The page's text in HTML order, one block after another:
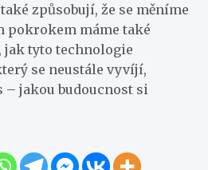
způsobují, že se měníme
pokrokem máme také
jak tyto technologie
se neustále vyvíjí,
– jakou budoucnost si